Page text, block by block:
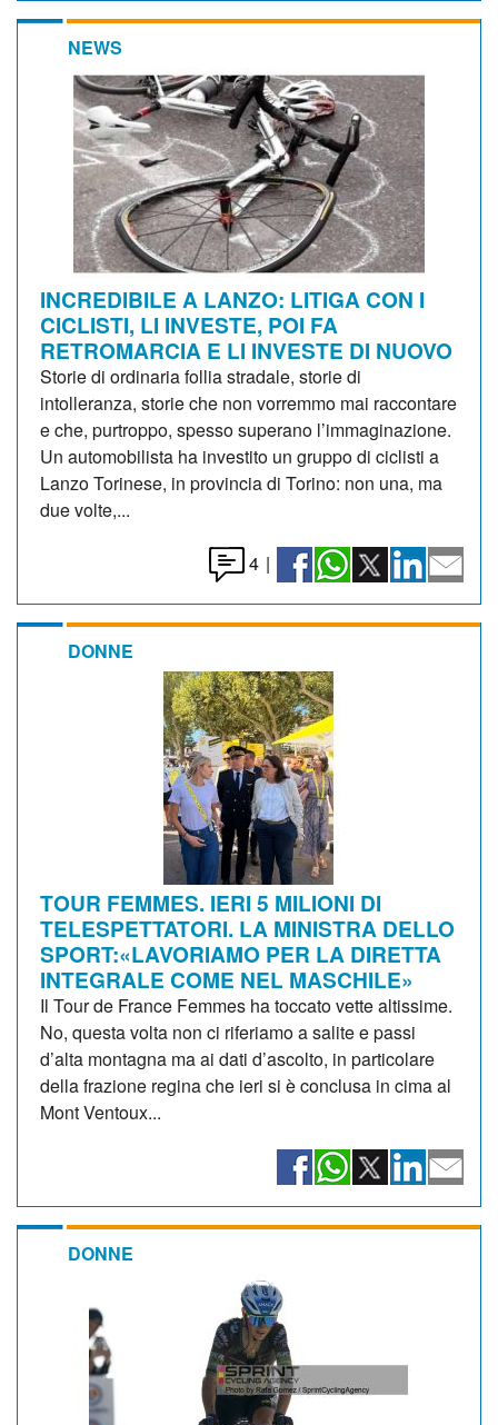
NEWS
INCREDIBILE A LANZO: LITIGA CON I
CICLISTI, LI INVESTE, POI FA
RETROMARCIA E LI INVESTE DI NUOVO
Storie di ordinaria follia stradale, storie di
intolleranza, storie che non vorremmo mai raccontare
e che, purtroppo, spesso superano l’immaginazione.
Un automobilista ha investito un gruppo di ciclisti a
Lanzo Torinese, in provincia di Torino: non una, ma
due volte,...
4 |
DONNE
TOUR FEMMES. IERI 5 MILIONI DI
TELESPETTATORI. LA MINISTRA DELLO
SPORT:«LAVORIAMO PER LA DIRETTA
INTEGRALE COME NEL MASCHILE»
Il Tour de France Femmes ha toccato vette altissime.
No, questa volta non ci riferiamo a salite e passi
d’alta montagna ma ai dati d’ascolto, in particolare
della frazione regina che ieri si è conclusa in cima al
Mont Ventoux...
DONNE